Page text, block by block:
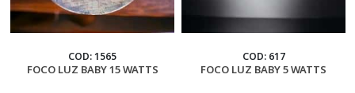
COD: 1565
FOCO LUZ BABY 15 WATTS
COD: 617
FOCO LUZ BABY 5 WATTS
Bijouterie
Cascadas De Humo